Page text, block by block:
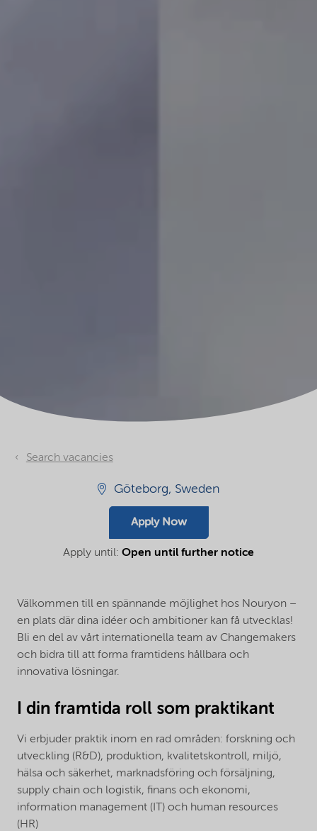
Search vacancies
Göteborg, Sweden
Apply Now
Apply until: Open until further notice
Välkommen till en spännande möjlighet hos Nouryon –
en plats där dina idéer och ambitioner kan få utvecklas!
Bli en del av vårt internationella team av Changemakers
och bidra till att forma framtidens hållbara och
innovativa lösningar.
I din framtida roll som praktikant
Vi erbjuder praktik inom en rad områden: forskning och
utveckling (R&D), produktion, kvalitetskontroll, miljö,
hälsa och säkerhet, marknadsföring och försäljning,
supply chain och logistik, finans och ekonomi,
information management (IT) och human resources
(HR)